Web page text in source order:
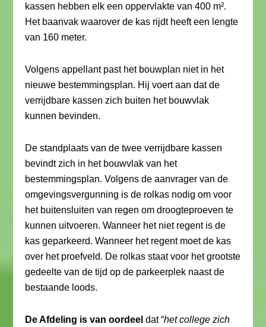
kassen hebben elk een oppervlakte van 400 m².
Het baanvak waarover de kas rijdt heeft een lengte
van 160 meter.
Volgens appellant past het bouwplan niet in het
nieuwe bestemmingsplan. Hij voert aan dat de
verrijdbare kassen zich buiten het bouwvlak
kunnen bevinden.
De standplaats van de twee verrijdbare kassen
bevindt zich in het bouwvlak van het
bestemmingsplan. Volgens de aanvrager van de
omgevingsvergunning is de rolkas nodig om voor
het buitensluiten van regen om droogteproeven te
kunnen uitvoeren. Wanneer het niet regent is de
kas geparkeerd. Wanneer het regent moet de kas
over het proefveld. De rolkas staat voor het grootste
gedeelte van de tijd op de parkeerplek naast de
bestaande loods.
De Afdeling is van oordeel dat “het college zich